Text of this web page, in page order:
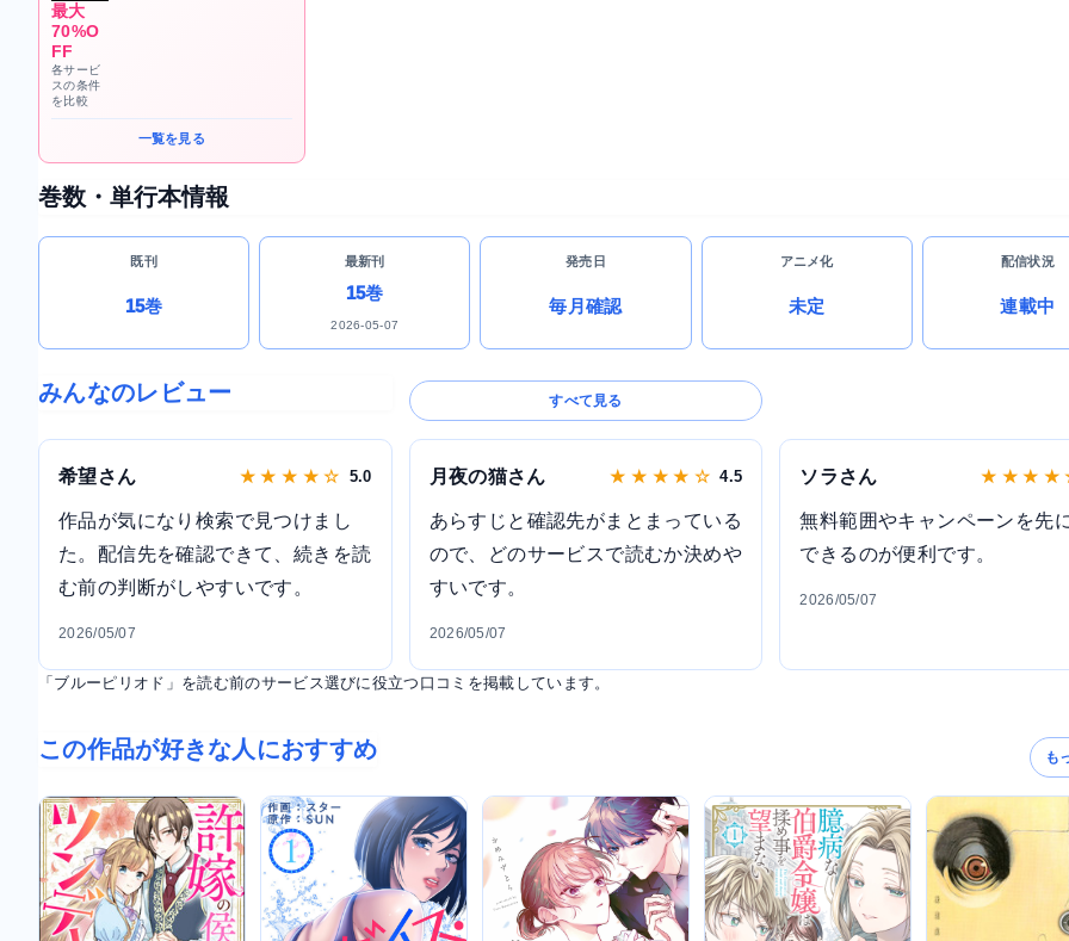
最大
70%O
FF
各サービ
スの条件
を比較
一覧を見る
巻数・単行本情報
既刊
15巻
最新刊
15巻
2026-05-07
発売日
毎月確認
アニメ化
未定
配信状況
連載中
みんなのレビュー すべて見る
希望さん ★ ★ ★ ★ ☆ 5.0
作品が気になり検索で見つけまし
た。配信先を確認できて、続きを読
む前の判断がしやすいです。
2026/05/07
月夜の猫さん ★ ★ ★ ★ ☆ 4.5
あらすじと確認先がまとまっている
ので、どのサービスで読むか決めや
すいです。
2026/05/07
ソラさん ★ ★ ★ ★
無料範囲やキャンペーンを先
できるのが便利です。
2026/05/07
「ブルーピリオド」を読む前のサービス選びに役立つ口コミを掲載しています。
この作品が好きな人におすすめ も